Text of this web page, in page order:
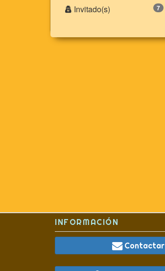
7
Invitado(s)
INFORMACIÓN
Contactar